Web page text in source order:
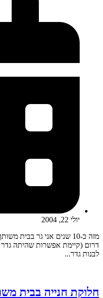
יולי 22, 2004
דרום (קיימת אפשרות שהיתה גדר
לבנות גדר...
חלוקת חנייה בבית